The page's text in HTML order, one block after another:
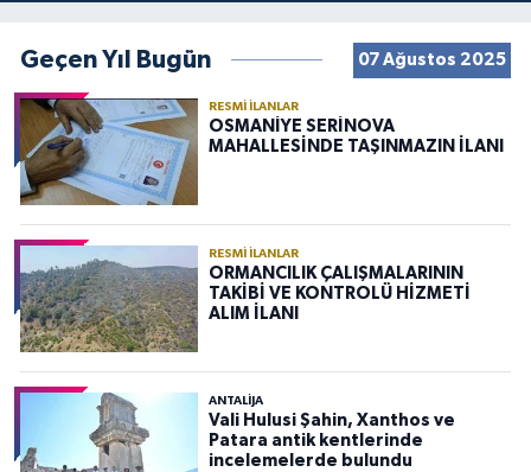
Geçen Yıl Bugün 07 Ağustos 2025
RESMI İLANLAR
OSMANİYE SERİNOVA
MAHALLESİNDE TAŞINMAZIN İLANI
RESMI İLANLAR
ORMANCILIK ÇALIŞMALARININ
TAKİBİ VE KONTROLÜ HİZMETİ
ALIM İLANI
ANTALIJA
Vali Hulusi Şahin, Xanthos ve
Patara antik kentlerinde
incelemelerde bulundu